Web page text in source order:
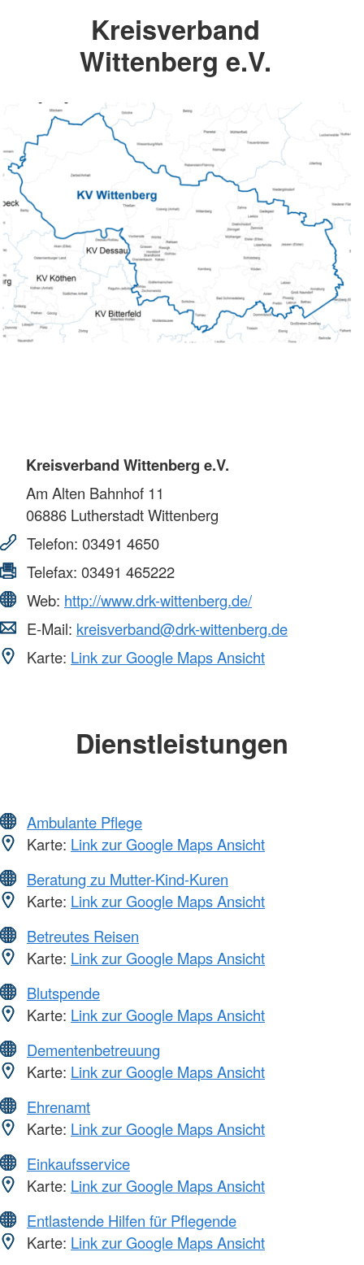
Kreisverband
Wittenberg e.V.
Kreisverband Wittenberg e.V.
Am Alten Bahnhof 11
06886 Lutherstadt Wittenberg
Telefon: 03491 4650
Telefax: 03491 465222
Web: http://www.drk-wittenberg.de/
E-Mail: kreisverband@drk-wittenberg.de
Karte: Link zur Google Maps Ansicht
Dienstleistungen
Ambulante Pflege
Karte: Link zur Google Maps Ansicht
Beratung zu Mutter-Kind-Kuren
Karte: Link zur Google Maps Ansicht
Betreutes Reisen
Karte: Link zur Google Maps Ansicht
Blutspende
Karte: Link zur Google Maps Ansicht
Dementenbetreuung
Karte: Link zur Google Maps Ansicht
Ehrenamt
Karte: Link zur Google Maps Ansicht
Einkaufsservice
Karte: Link zur Google Maps Ansicht
Entlastende Hilfen für Pflegende
Karte: Link zur Google Maps Ansicht